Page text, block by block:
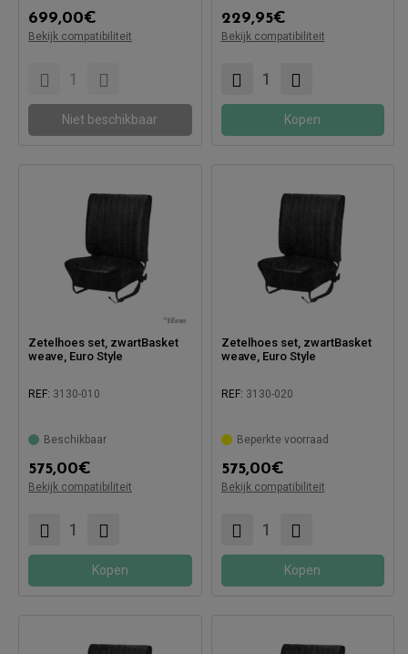
699,00€
Bekijk compatibiliteit
Compatibel met:
Niet beschikbaar
229,95€
Bekijk compatibiliteit
Compatibel met:
Kopen
Zetelhoes set, zwartBasket
weave, Euro Style
REF: 3130-010
Beschikbaar
575,00€
Bekijk compatibiliteit
Kopen
Zetelhoes set, zwartBasket
weave, Euro Style
REF: 3130-020
Beperkte voorraad
575,00€
Bekijk compatibiliteit
Kopen